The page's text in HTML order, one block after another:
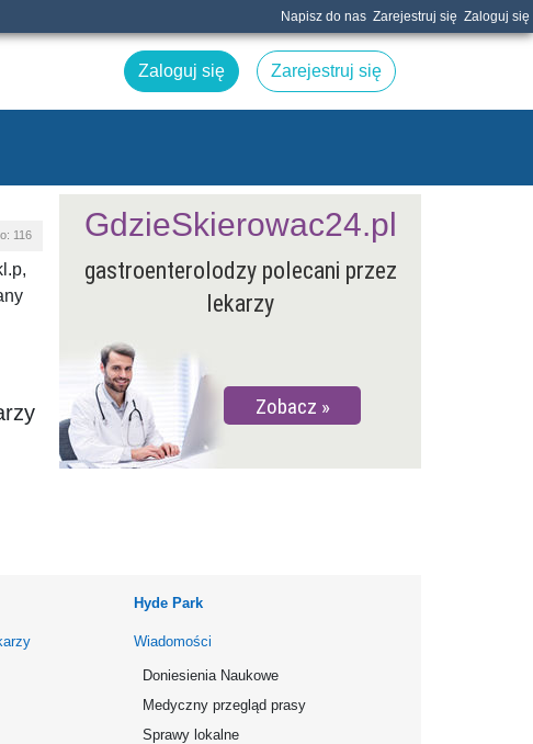
Napisz do nas Zarejestruj się Zaloguj się
Zaloguj się Zarejestruj się
116
gastroenterolodzy polecani przez
lekarzy
Zobacz
GdzieSkierowac24.pl
Hyde Park
Wiadomości
Doniesienia Naukowe
Medyczny przegląd prasy
Sprawy lokalne